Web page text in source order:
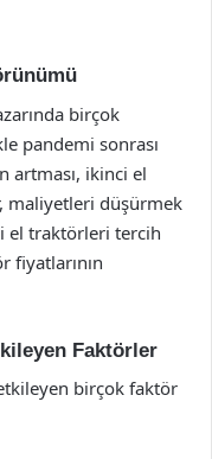
birçok
pandemi sonrası
artması, ikinci el
maliyetleri düşürmek
el traktörleri tercih
fiyatlarının
Faktörler
birçok faktör